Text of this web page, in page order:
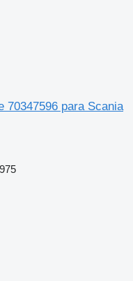
70347596 para Scania